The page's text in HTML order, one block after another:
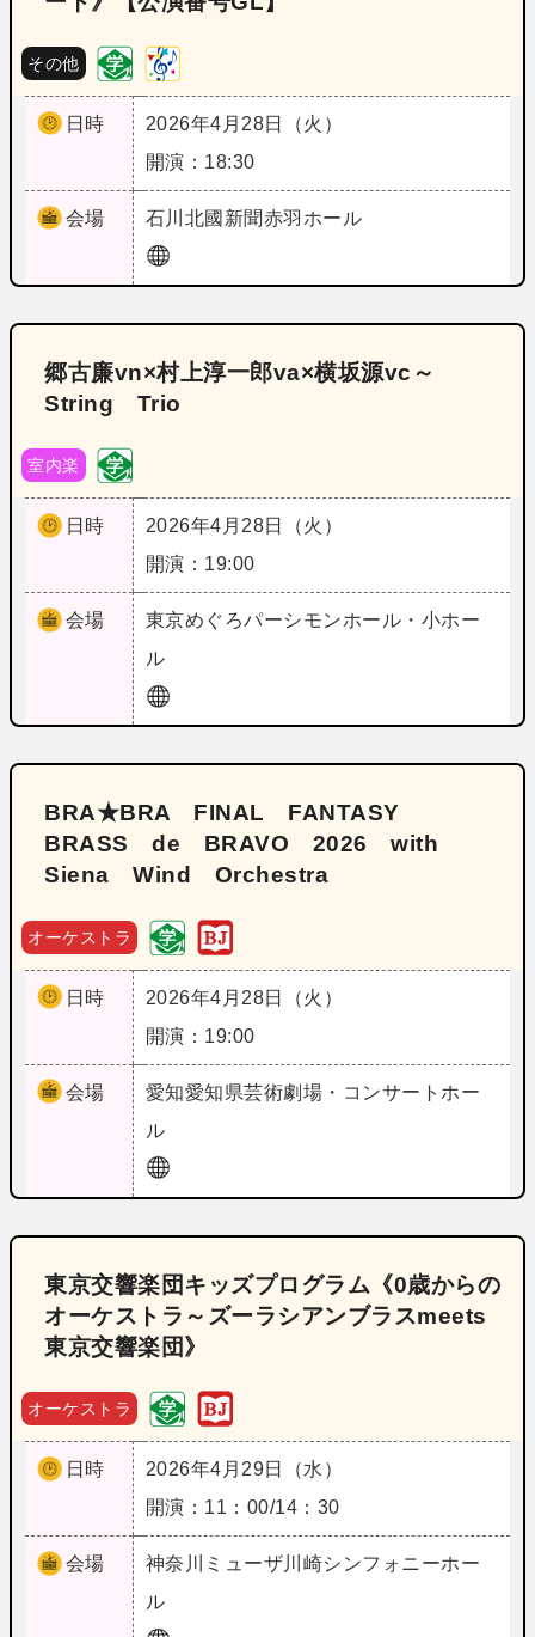
その他
日時
2026年4月28日（火）
開演：18:30
会場 石川 北國新聞赤羽ホール
郷古廉vn×村上淳一郎va×横坂源vc～
String Trio
室内楽
日時
2026年4月28日（火）
開演：19:00
会場 東京めぐろパーシモンホール・小ホー
ル
BRA★BRA FINAL FANTASY
BRASS de BRAVO 2026 with
Siena Wind Orchestra
オーケストラ
日時
2026年4月28日（火）
開演：19:00
会場 愛知愛知県芸術劇場・コンサートホー
ル
東京交響楽団キッズプログラム《0歳からの
オーケストラ～ズーラシアンブラスmeets
東京交響楽団》
オーケストラ
日時
2026年4月29日（水）
開演：11：00/14：30
会場 神奈川
ミューザ川崎シンフォニーホー
ル